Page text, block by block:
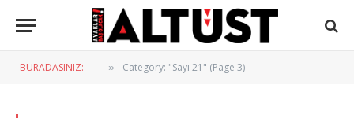
BURADASINIZ: » Category: "Sayı 21" (Page 3)